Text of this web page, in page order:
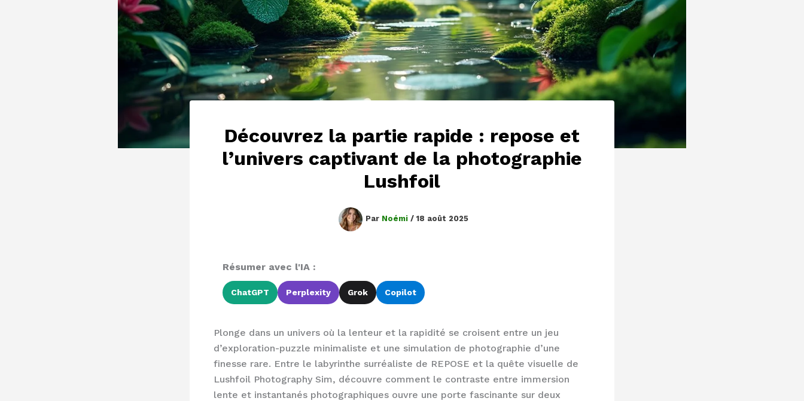
Découvrez la partie rapide : repose et
l’univers captivant de la photographie
Lushfoil
Par Noémi /18 août 2025
Résumer avec l'IA :
ChatGPT Perplexity Grok Copilot
Plonge dans un univers où la lenteur et la rapidité se croisent entre un jeu
d’exploration-puzzle minimaliste et une simulation de photographie d’une
finesse rare. Entre le labyrinthe surréaliste de REPOSE et la quête visuelle de
Lushfoil Photography Sim, découvre comment le contraste entre immersion
lente et instantanés photographiques ouvre une porte fascinante sur deux